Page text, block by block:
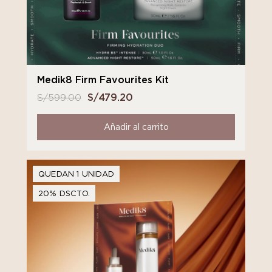
Medik8 Firm Favourites Kit
S/599.00 El
precio
original
era:
S/479.20
precio
actual
es:
Añadir al carrito
QUEDAN 1 UNIDAD
20% DSCTO.